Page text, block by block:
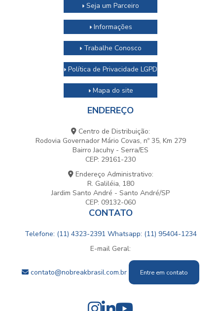
Seja um Parceiro
Informações
Trabalhe Conosco
Política de Privacidade LGPD
Mapa do site
ENDEREÇO
Centro de Distribuição:
Rodovia Governador Mário Covas, nº 35, Km 279
Bairro Jacuhy - Serra/ES
CEP: 29161-230
Endereço Administrativo:
R. Galiléia, 180
Jardim Santo André - Santo André/SP
CEP: 09132-060
CONTATO
Telefone: (11) 4323-2391 Whatsapp: (11) 95404-1234
E-mail Geral:
contato@nobreakbrasil.com.br Entre em contato